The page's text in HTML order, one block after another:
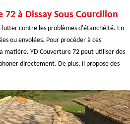
à Dissay Sous Courcillon
contre les problèmes d'étanchéité. En
ou envolées. Pour procéder à ces
matière. YD Couverture 72 peut utiliser des
directement. De plus, il propose des